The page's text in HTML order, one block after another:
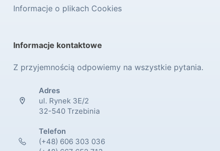
Informacje o plikach Cookies
Informacje kontaktowe
Z przyjemnością odpowiemy na wszystkie pytania.
Adres
ul. Rynek 3E/2
32-540 Trzebinia
Telefon
(+48) 606 303 036